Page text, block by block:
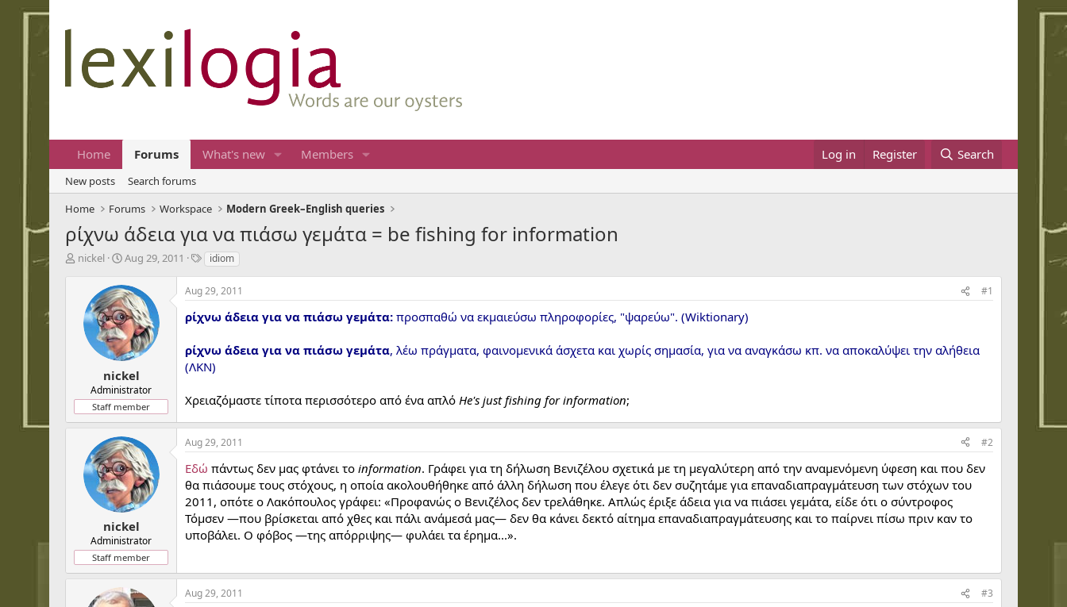
Home Forums What's new Members Log in Register Search
New posts
Search forums
Home
Forums Workspace Modern Greek–English queries
ρίχνω άδεια για να πιάσω γεμάτα = be fishing for information
T
t
e
nickel
S
a
r
t
d
a
t
e
Aug 29, 2011
T
g
s
idiom
nickel
Administrator
Staff member
Aug 29, 2011 #1
ρίχνω άδεια για να πιάσω γεμάτα: προσπαθώ να εκμαιεύσω πληροφορίες, "ψαρεύω". (Wiktionary)
ρίχνω άδεια για να πιάσω γεμάτα, λέω πράγματα, φαινομενικά άσχετα και χωρίς σημασία, για να αναγκάσω κπ. να αποκαλύψει την αλήθεια
(ΛΚΝ)
Χρειαζόμαστε τίποτα περισσότερο από ένα απλό He's just fishing for information;
nickel
Administrator
Staff member
Aug 29, 2011 #2
Εδώ πάντως δεν μας φτάνει το information. Γράφει για τη δήλωση Βενιζέλου σχετικά με τη μεγαλύτερη από την αναμενόμενη ύφεση και που δεν
θα πιάσουμε τους στόχους, η οποία ακολουθήθηκε από άλλη δήλωση που έλεγε ότι δεν συζητάμε για επαναδιαπραγμάτευση των στόχων του
2011, οπότε ο Λακόπουλος γράφει: «Προφανώς ο Βενιζέλος δεν τρελάθηκε. Απλώς έριξε άδεια για να πιάσει γεμάτα, είδε ότι ο σύντροφος
Τόμσεν —που βρίσκεται από χθες και πάλι ανάμεσά μας— δεν θα κάνει δεκτό αίτημα επαναδιαπραγμάτευσης και το παίρνει πίσω πριν καν το
υποβάλει. Ο φόβος —της απόρριψης— φυλάει τα έρημα...».
Aug 29, 2011 #3